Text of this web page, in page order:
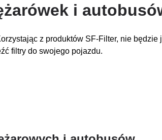
i
z produktów SF-Filter, nie
filtry do swojego pojazdu.